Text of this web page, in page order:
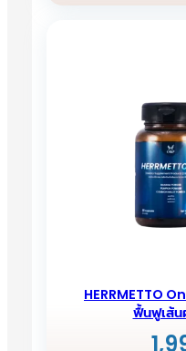
HERRMETTO
ฟื้นฟูเส้น